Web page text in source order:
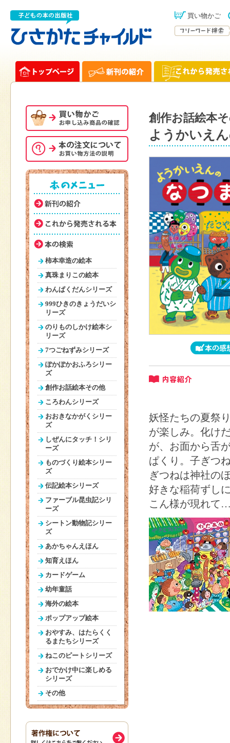
買い物かご
柿本幸造の絵本
真珠まりこの絵本
わんぱくだんシリーズ
999ひきのきょうだいシ
リーズ
のりものしかけ絵本シ
リーズ
7つごねずみシリーズ
ぽかぽかおふろシリー
ズ
創作お話絵本その他
ころわんシリーズ
おおきなかがくシリー
ズ
しぜんにタッチ！シリ
ーズ
ものづくり絵本シリー
ズ
伝記絵本シリーズ
ファーブル昆虫記シリ
ーズ
シートン動物記シリー
ズ
あかちゃんえほん
知育えほん
カードゲーム
幼年童話
海外の絵本
ポップアップ絵本
おやすみ、はたらくく
るまたちシリーズ
ねこのピートシリーズ
おでかけ中に楽しめる
シリーズ
その他
創作お話絵本
ようかいえ
妖怪たちの夏祭
が楽しみ。化け
が、お面から舌
ぱくり。子ぎつ
ぎつねは神社の
好きな稲荷ずし
こん様が現れて